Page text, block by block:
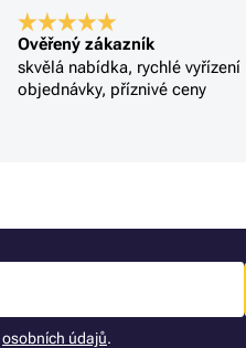
Ověřený zákazník
skvělá nabídka, rychlé vyřízení
objednávky, příznivé ceny
osobních údajů.